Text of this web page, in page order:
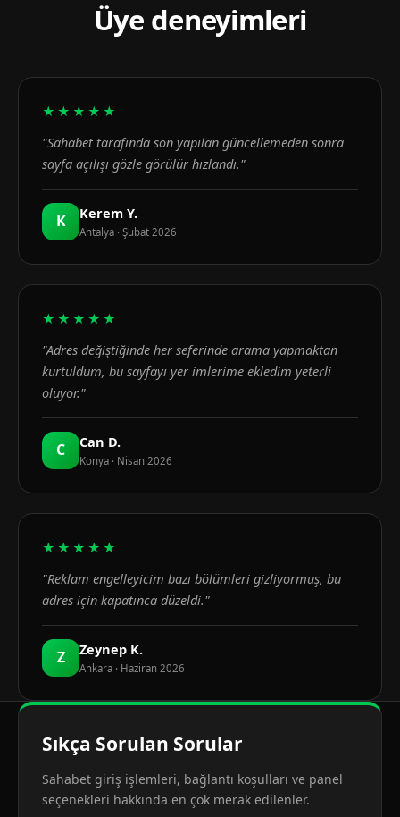
Üye deneyimleri
★★★★★
"Sahabet tarafında son yapılan güncellemeden sonra
sayfa açılışı gözle görülür hızlandı."
K Kerem Y.
Antalya · Şubat 2026
★★★★★
"Adres değiştiğinde her seferinde arama yapmaktan
kurtuldum, bu sayfayı yer imlerime ekledim yeterli
oluyor."
C Can D.
Konya · Nisan 2026
★★★★★
"Reklam engelleyicim bazı bölümleri gizliyormuş, bu
adres için kapatınca düzeldi."
Z Zeynep K.
Ankara · Haziran 2026
Sıkça Sorulan Sorular
Sahabet giriş işlemleri, bağlantı koşulları ve panel
seçenekleri hakkında en çok merak edilenler.